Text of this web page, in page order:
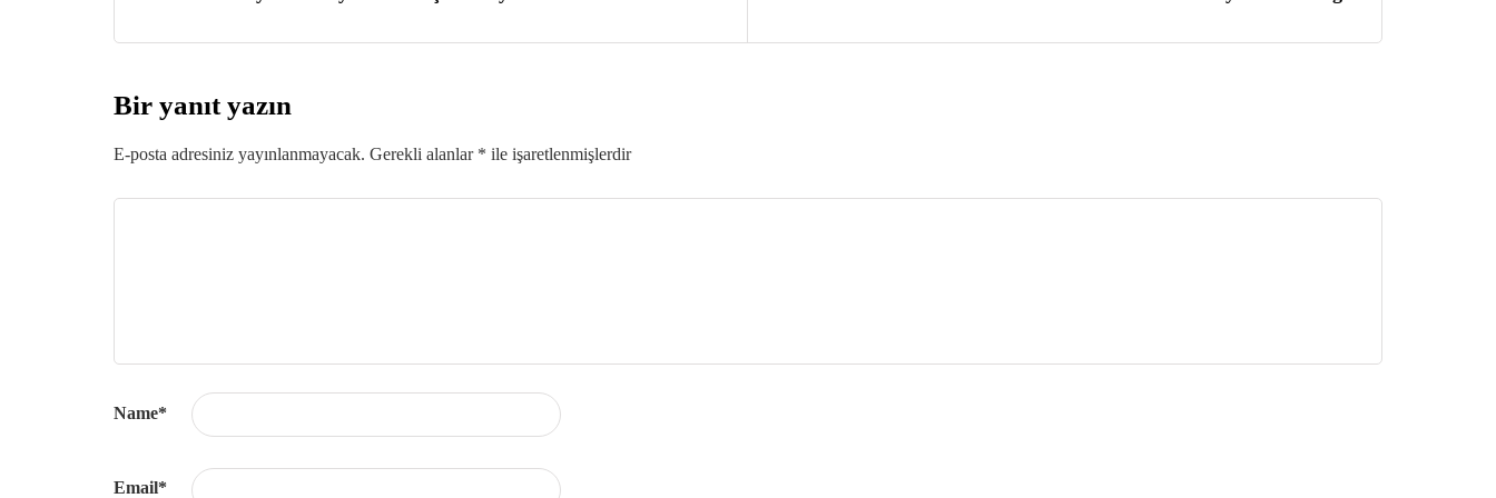
Bir yanıt yazın
E-posta adresiniz yayınlanmayacak. Gerekli alanlar * ile işaretlenmişlerdir
Name*
Email*